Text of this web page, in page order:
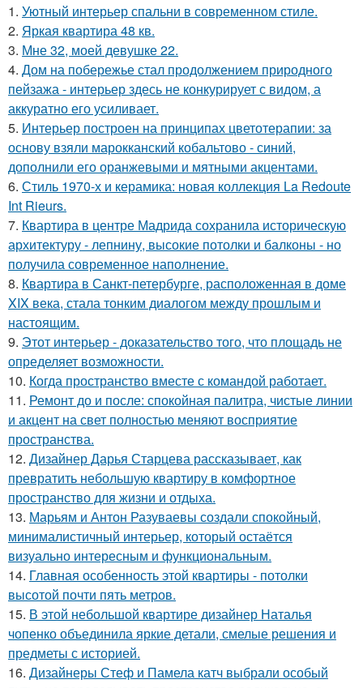
1. Уютный интерьер спальни в современном стиле.
2. Яркая квартира 48 кв.
3. Мне 32, моей девушке 22.
4. Дом на побережье стал продолжением природного
пейзажа - интерьер здесь не конкурирует с видом, а
аккуратно его усиливает.
5. Интерьер построен на принципах цветотерапии: за
основу взяли марокканский кобальтово - синий,
дополнили его оранжевыми и мятными акцентами.
6. Стиль 1970-х и керамика: новая коллекция La Redoute
Int Rieurs.
7. Квартира в центре Мадрида сохранила историческую
архитектуру - лепнину, высокие потолки и балконы - но
получила современное наполнение.
8. Квартира в Санкт-петербурге, расположенная в доме
XIX века, стала тонким диалогом между прошлым и
настоящим.
9. Этот интерьер - доказательство того, что площадь не
определяет возможности.
10. Когда пространство вместе с командой работает.
11. Ремонт до и после: спокойная палитра, чистые линии
и акцент на свет полностью меняют восприятие
пространства.
12. Дизайнер Дарья Старцева рассказывает, как
превратить небольшую квартиру в комфортное
пространство для жизни и отдыха.
13. Марьям и Антон Разуваевы создали спокойный,
минималистичный интерьер, который остаётся
визуально интересным и функциональным.
14. Главная особенность этой квартиры - потолки
высотой почти пять метров.
15. В этой небольшой квартире дизайнер Наталья
чопенко объединила яркие детали, смелые решения и
предметы с историей.
16. Дизайнеры Стеф и Памела катч выбрали особый